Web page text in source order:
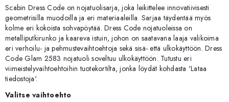
Scabin Dress Code on nojatuolisarja, joka leikittelee innovatiivisesti
geometrisilla muodoilla ja eri materiaaleilla. Sarjaa täydentää myös
kolme eri kokoista sohvapöytää. Dress Code nojatuoleissa on
metalliputkirunko ja kaareva istuin, johon on saatavana laaja valikoima
eri verhoilu- ja pehmustevaihtoehtoja sekä sisä- että ulkokäyttöön. Dress
Code Glam 2583 nojatuoli soveltuu ulkokäyttöön. Tutustu eri
viimeistelyvaihtoehtoihin tuotekortilta, jonka löydät kohdasta 'Lataa
tiedostoja'.
Valitse vaihtoehto